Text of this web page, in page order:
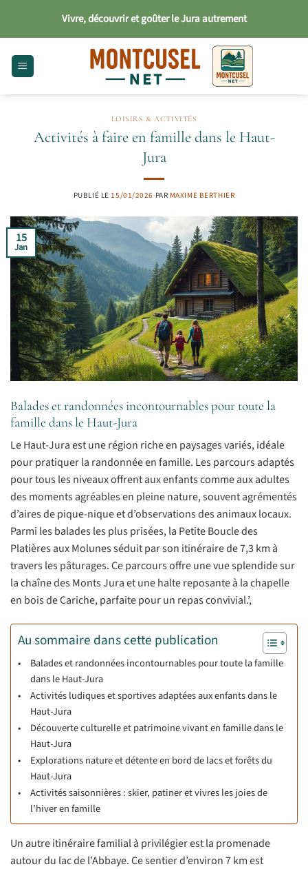
contenu
Vivre, découvrir et goûter le Jura autrement
LOISIRS & ACTIVITÉS
Activités à faire en famille dans le Haut-
Jura
PUBLIÉ LE 15/01/2026 PAR MAXIME BERTHIER
15
Jan
Balades et randonnées incontournables pour toute la
famille dans le Haut-Jura
Le Haut-Jura est une région riche en paysages variés, idéale
pour pratiquer la randonnée en famille. Les parcours adaptés
pour tous les niveaux offrent aux enfants comme aux adultes
des moments agréables en pleine nature, souvent agrémentés
d’aires de pique-nique et d’observations des animaux locaux.
Parmi les balades les plus prisées, la Petite Boucle des
Platières aux Molunes séduit par son itinéraire de 7,3 km à
travers les pâturages. Ce parcours offre une vue splendide sur
la chaîne des Monts Jura et une halte reposante à la chapelle
en bois de Cariche, parfaite pour un repas convivial.’,
Au sommaire dans cette publication
Balades et randonnées incontournables pour toute la famille
dans le Haut-Jura
Activités ludiques et sportives adaptées aux enfants dans le
Haut-Jura
Découverte culturelle et patrimoine vivant en famille dans le
Haut-Jura
Explorations nature et détente en bord de lacs et forêts du
Haut-Jura
Activités saisonnières : skier, patiner et vivres les joies de
l’hiver en famille
Un autre itinéraire familial à privilégier est la promenade
autour du lac de l’Abbaye. Ce sentier d’environ 7 km est